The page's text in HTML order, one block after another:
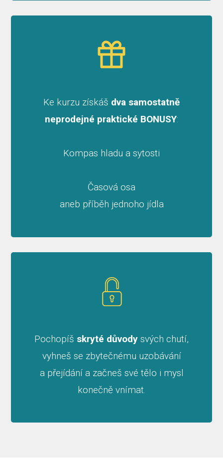
Ke kurzu získáš dva samostatně
neprodejné praktické BONUSY:
Kompas hladu a sytosti
Časová osa
aneb příběh jednoho jídla
Pochopíš skryté důvody svých chutí,
vyhneš se zbytečnému uzobávání
a přejídání a začneš své tělo i mysl
konečně vnímat.